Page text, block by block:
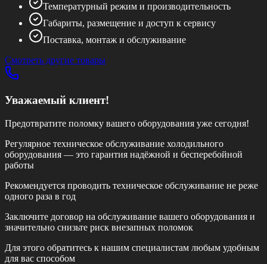
Температурный режим и производительность
Габариты, размещение и доступ к сервису
Поставка, монтаж и обслуживание
Смотреть другие товары
Уважаемый клиент!
Предотвратите поломку вашего оборудования уже сегодня!
Регулярное техническое обслуживание холодильного
оборудования — это гарантия надёжной и бесперебойной
работы
Рекомендуется проводить техническое обслуживание не реже
одного раза в год
Заключите договор на обслуживание вашего оборудования и
значительно снизьте риск внезапных поломок
Для этого обратитесь к нашим специалистам любым удобным
для вас способом